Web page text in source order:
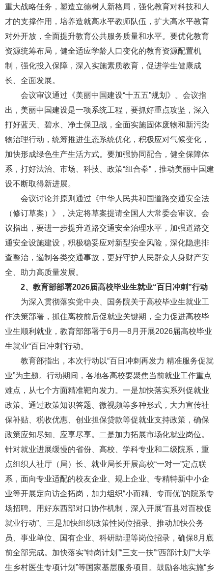
重大战略任务，塑造立德树人新格局，强化教育对科技和人
才的支撑作用，培养造就高水平教师队伍，扩大高水平教育
对外开放，全面提升教育公共服务质量和水平。要优化教育
资源统筹布局，健全适应学龄人口变化的教育资源配置机
制，强化投入保障，深入实施素质教育，促进学生健康成
长、全面发展。
会议审议通过《美丽中国建设“十五五”规划》。会议指
出，美丽中国建设是一项系统工程，要抓好重点攻坚，深入
打好蓝天、碧水、净土保卫战，全面实施固体废物和新污染
物治理行动，统筹推进生态系统优化，积极应对气候变化，
加快形成绿色生产生活方式。要加强协同配合，健全保障体
系，打好法治、市场、科技、政策“组合拳”，推动美丽中国建
设不断取得新进展。
会议讨论并原则通过《中华人民共和国道路交通安全法
（修订草案）》，决定将草案提请全国人大常委会审议。会
议指出，要进一步提升道路交通安全治理水平，加强道路交
通安全设施建设，积极稳妥应对新型安全风险，深化隐患排
查整治，遏制各类交通事故，更好守护人民群众人身财产安
全、助力高质量发展。
2、 教育部部署2026届高校毕业生就业“百日冲刺”行动
为深入贯彻落实党中央、国务院关于高校毕业生就业工
作决策部署，抓住离校前后促就业关键期，全力促进高校毕
业生顺利就业，教育部部署于6月—8月开展2026届高校毕业
生就业“百日冲刺”行动。
教育部指出，本次行动以“百日冲刺再发力 精准服务促就
业”为主题。行动期间，各地各高校要聚焦当前就业工作重点
难点，从七个方面精准靶向发力。一是加快落实系列促就业
政策。通过政策知识答题、微视频等多种形式，大力宣传社
保补贴、税收优惠、创业担保贷款等促就业支持政策，确保
政策应知尽知、应享尽享。二是加力拓展市场化就业岗位。
针对就业进展缓慢的省份、高校、学科专业和二级院系，重
点组织人社厅（局）长、就业局长开展高校“一对一”定点联
系，面向专业适配的校友企业、规上企业、专精特新中小企
业等开展定向访企拓岗，加力组织“小而精、专而优”的院系专
场招聘。用好东西部对口协作机制，深入开展“百县对百校促
就业行动”。三是加快组织政策性岗位招录。推动加快公务
员、事业单位、国有企业、科研助理等岗位招录，确保8月底
前全部完成。加快落实“特岗计划”“三支一扶”“西部计划”“大学
生乡村医生专项计划”等国家基层服务项目。鼓励各地实施“乡